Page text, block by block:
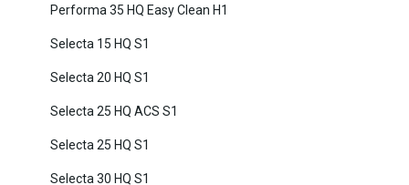
Performa 35 HQ Easy Clean H1
Selecta 15 HQ S1
Selecta 20 HQ S1
Selecta 25 HQ ACS S1
Selecta 25 HQ S1
Selecta 30 HQ S1